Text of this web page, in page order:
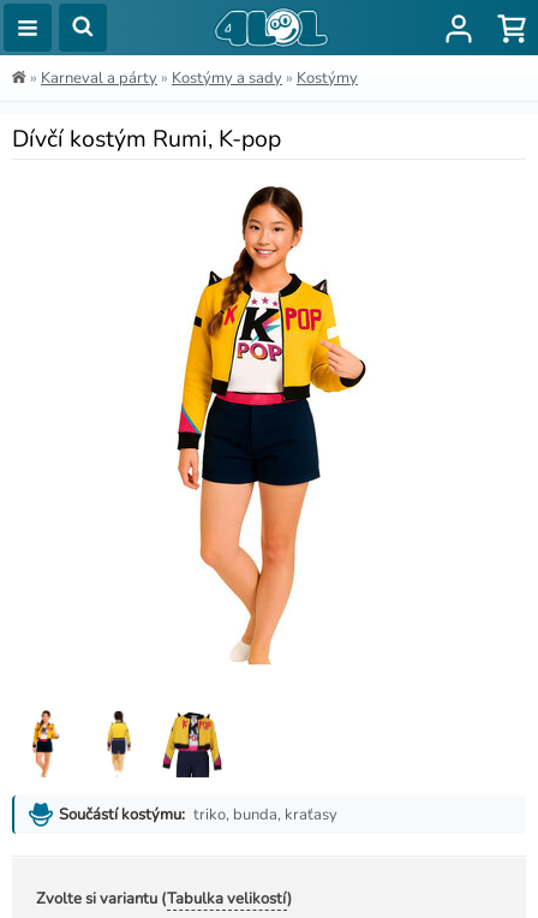
» Karneval a párty » Kostýmy a sady » Kostýmy
Dívčí kostým Rumi, K-pop
Součástí kostýmu: triko, bunda, kraťasy
Zvolte si variantu (Tabulka velikostí)